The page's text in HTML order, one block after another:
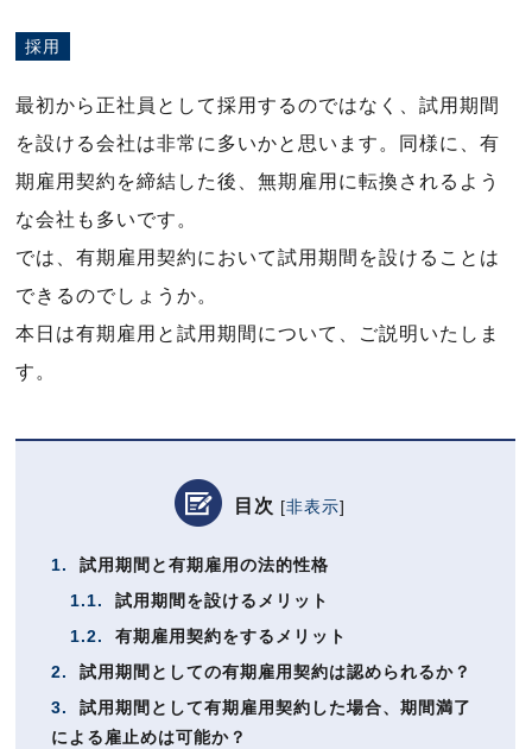
採用
最初から正社員として採用するのではなく、試用期間
を設ける会社は非常に多いかと思います。同様に、有
期雇用契約を締結した後、無期雇用に転換されるよう
な会社も多いです。
では、有期雇用契約において試用期間を設けることは
できるのでしょうか。
本日は有期雇用と試用期間について、ご説明いたしま
す。
目次 [非表示]
1.
試用期間と有期雇用の法的性格
1.1.
試用期間を設けるメリット
1.2.
有期雇用契約をするメリット
2.
試用期間としての有期雇用契約は認められるか？
3.
試用期間として有期雇用契約した場合、期間満了
による雇止めは可能か？